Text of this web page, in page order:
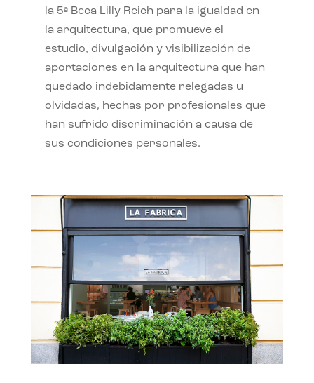
la 5ª Beca Lilly Reich para la igualdad en
la arquitectura, que promueve el
estudio, divulgación y visibilización de
aportaciones en la arquitectura que han
quedado indebidamente relegadas u
olvidadas, hechas por profesionales que
han sufrido discriminación a causa de
sus condiciones personales.